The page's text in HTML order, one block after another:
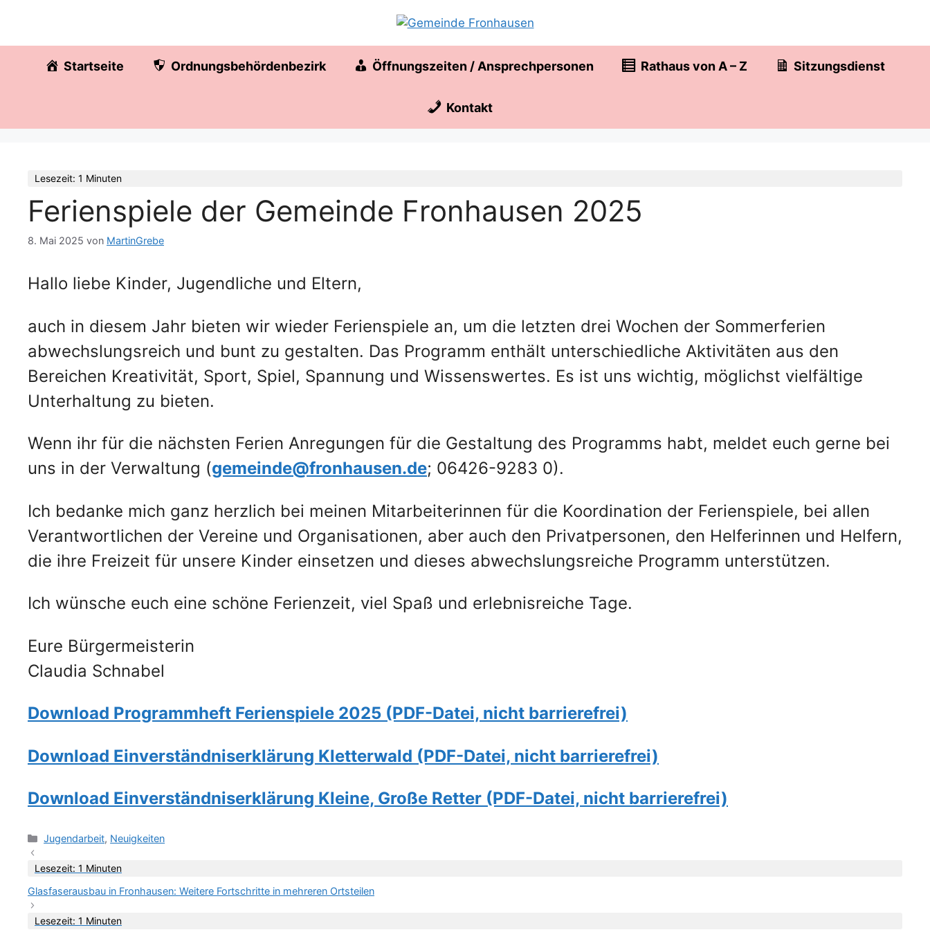
springen
Startseite Ordnungsbehördenbezirk Öffnungszeiten / Ansprechpersonen Rathaus von A – Z Sitzungsdienst
Kontakt
Lesezeit: 1 Minuten
Ferienspiele der Gemeinde Fronhausen 2025
8. Mai 2025 von MartinGrebe
Hallo liebe Kinder, Jugendliche und Eltern,
auch in diesem Jahr bieten wir wieder Ferienspiele an, um die letzten drei Wochen der Sommerferien
abwechslungsreich und bunt zu gestalten. Das Programm enthält unterschiedliche Aktivitäten aus den
Bereichen Kreativität, Sport, Spiel, Spannung und Wissenswertes. Es ist uns wichtig, möglichst vielfältige
Unterhaltung zu bieten.
Wenn ihr für die nächsten Ferien Anregungen für die Gestaltung des Programms habt, meldet euch gerne bei
uns in der Verwaltung (gemeinde@fronhausen.de; 06426-9283 0).
Ich bedanke mich ganz herzlich bei meinen Mitarbeiterinnen für die Koordination der Ferienspiele, bei allen
Verantwortlichen der Vereine und Organisationen, aber auch den Privatpersonen, den Helferinnen und Helfern,
die ihre Freizeit für unsere Kinder einsetzen und dieses abwechslungsreiche Programm unterstützen.
Ich wünsche euch eine schöne Ferienzeit, viel Spaß und erlebnisreiche Tage.
Eure Bürgermeisterin
Claudia Schnabel
Download Programmheft Ferienspiele 2025 (PDF-Datei, nicht barrierefrei)
Download Einverständniserklärung Kletterwald (PDF-Datei, nicht barrierefrei)
Download Einverständniserklärung Kleine, Große Retter (PDF-Datei, nicht barrierefrei)
Kategorien
Jugendarbeit, Neuigkeiten
Lesezeit: 1 Minuten
Glasfaserausbau in Fronhausen: Weitere Fortschritte in mehreren Ortsteilen
Lesezeit: 1 Minuten